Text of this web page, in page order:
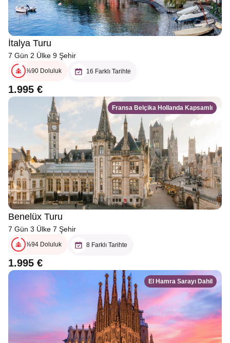
İtalya Turu
7 Gün 2 Ülke 9 Şehir
%90 Doluluk 16 Farklı Tarihte
1.995 €
Fransa Belçika Hollanda Kapsamlı
Benelüx Turu
7 Gün 3 Ülke 7 Şehir
%94 Doluluk 8 Farklı Tarihte
1.995 €
El Hamra Sarayı Dahil